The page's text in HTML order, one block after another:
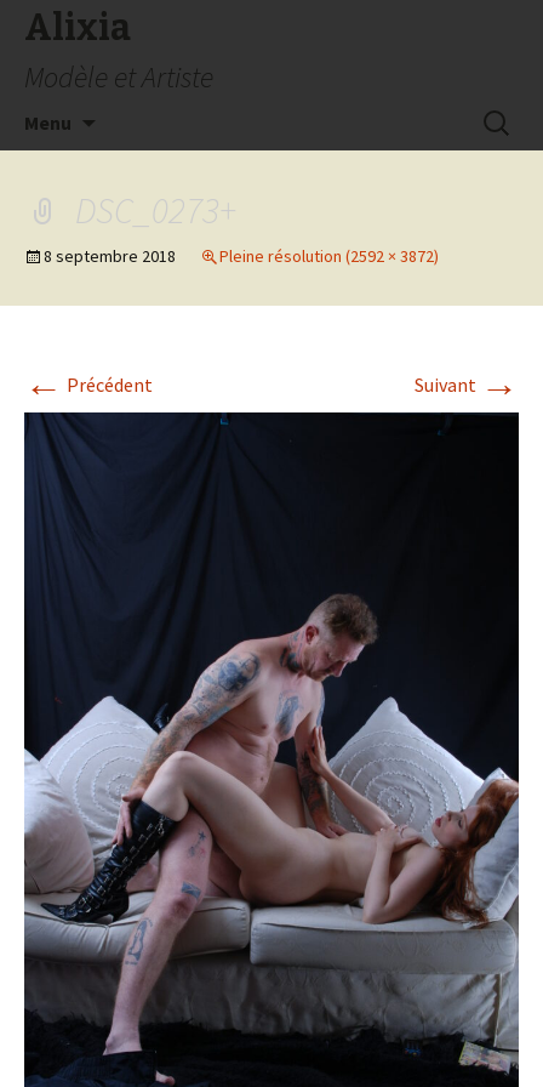
Alixia
Modèle et Artiste
Menu
DSC_0273+
8 septembre 2018 Pleine résolution (2592 × 3872)
← Précédent Suivant →